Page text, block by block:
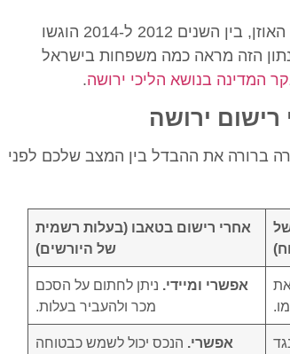
היקף התופעה מדגיש עד כמה הנושא קריטי. רק כדי לסבר את האוזן, בין השנים 2012 ל-2014 הוגשו
הנתון הזה מראה כמה משפחות בישראל
המדינה בנושא הליכי ירושה.
רישום ירושה
ברורה את ההבדל בין המצב שלכם לפני
אחרי רישום בטאבו (בעלות רשמית
של היורשים)
אפשרי ומיידי. ניתן לחתום על הסכם
מכר ולהעביר בעלות.
אפשרי. הנכס יכול לשמש כבטוחה